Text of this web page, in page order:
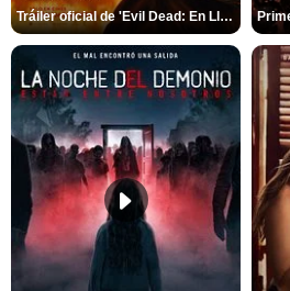
Tráiler oficial de 'Evil Dead: En Llamas'